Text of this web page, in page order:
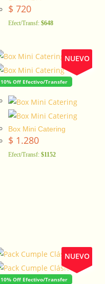
$ 720
Efect/Transf: $648
10% Off Efectivo/Transfer
NUEVO
Box Mini Catering
$ 1.280
Efect/Transf: $1152
10% Off Efectivo/Transfer
NUEVO